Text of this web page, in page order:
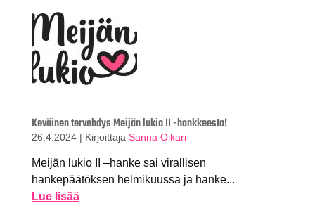
Keväinen tervehdys Meijän lukio II -hankkeesta!
26.4.2024 | Kirjoittaja Sanna Oikari
Meijän lukio II –hanke sai virallisen
hankepäätöksen helmikuussa ja hanke...
Lue lisää